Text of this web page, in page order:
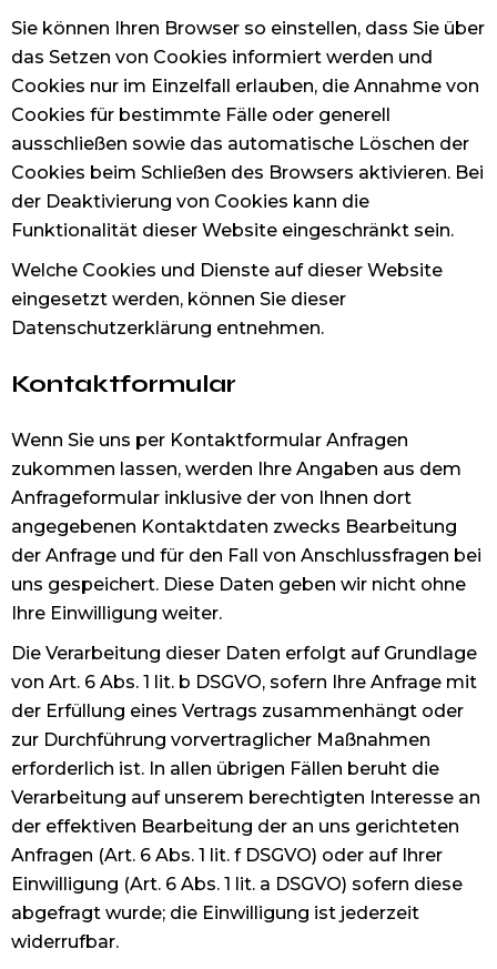
Sie können Ihren Browser so einstellen, dass Sie über
das Setzen von Cookies informiert werden und
Cookies nur im Einzelfall erlauben, die Annahme von
Cookies für bestimmte Fälle oder generell
ausschließen sowie das automatische Löschen der
Cookies beim Schließen des Browsers aktivieren. Bei
der Deaktivierung von Cookies kann die
Funktionalität dieser Website eingeschränkt sein.
Welche Cookies und Dienste auf dieser Website
eingesetzt werden, können Sie dieser
Datenschutzerklärung entnehmen.
Kontaktformular
Wenn Sie uns per Kontaktformular Anfragen
zukommen lassen, werden Ihre Angaben aus dem
Anfrageformular inklusive der von Ihnen dort
angegebenen Kontaktdaten zwecks Bearbeitung
der Anfrage und für den Fall von Anschlussfragen bei
uns gespeichert. Diese Daten geben wir nicht ohne
Ihre Einwilligung weiter.
Die Verarbeitung dieser Daten erfolgt auf Grundlage
von Art. 6 Abs. 1 lit. b DSGVO, sofern Ihre Anfrage mit
der Erfüllung eines Vertrags zusammenhängt oder
zur Durchführung vorvertraglicher Maßnahmen
erforderlich ist. In allen übrigen Fällen beruht die
Verarbeitung auf unserem berechtigten Interesse an
der effektiven Bearbeitung der an uns gerichteten
Anfragen (Art. 6 Abs. 1 lit. f DSGVO) oder auf Ihrer
Einwilligung (Art. 6 Abs. 1 lit. a DSGVO) sofern diese
abgefragt wurde; die Einwilligung ist jederzeit
widerrufbar.